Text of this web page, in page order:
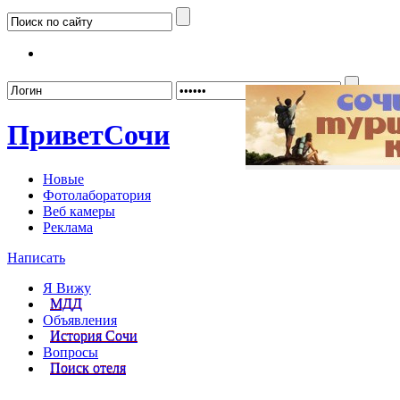
ПриветСочи
Новые
Фотолаборатория
Веб камеры
Реклама
Написать
Я Вижу
МДД
Объявления
История Сочи
Вопросы
Поиск отеля